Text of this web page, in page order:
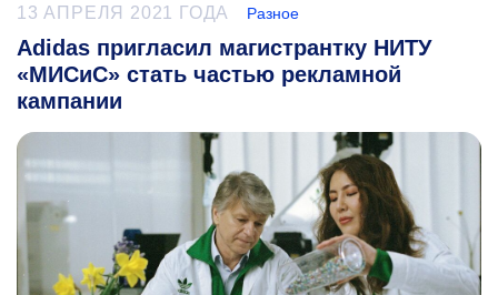
13 АПРЕЛЯ 2021 ГОДА Разное
Adidas пригласил магистрантку НИТУ
«МИСиС» стать частью рекламной
кампании